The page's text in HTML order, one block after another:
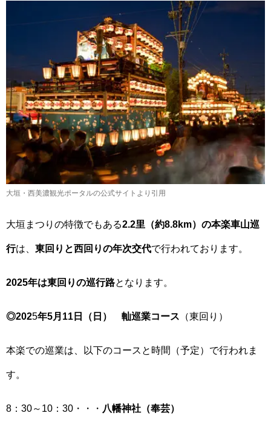
大垣・西美濃観光ポータルの公式サイトより引用
大垣まつりの特徴でもある2.2里（約8.8km）の本楽車山巡
行は、 東回りと西回りの年次交代で行われております。
2025年は東回りの巡行路となります。
◎2025年5月11日（日） 軕巡業コース （東回り）
本楽での巡業は、以下のコースと時間（予定）で行われま
す。
8：30～10：30・・・ 八幡神社（奉芸）